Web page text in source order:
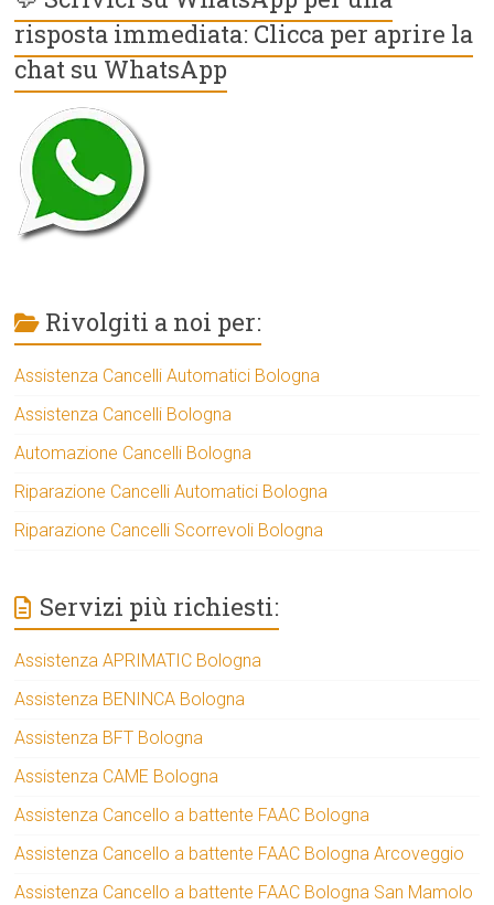
risposta immediata: Clicca per aprire la
chat su WhatsApp
Rivolgiti a noi per:
Assistenza Cancelli Automatici Bologna
Assistenza Cancelli Bologna
Automazione Cancelli Bologna
Riparazione Cancelli Automatici Bologna
Riparazione Cancelli Scorrevoli Bologna
Servizi più richiesti:
Assistenza APRIMATIC Bologna
Assistenza BENINCA Bologna
Assistenza BFT Bologna
Assistenza CAME Bologna
Assistenza Cancello a battente FAAC Bologna
Assistenza Cancello a battente FAAC Bologna Arcoveggio
Assistenza Cancello a battente FAAC Bologna San Mamolo